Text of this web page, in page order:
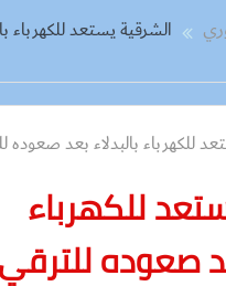
الشرقية يستعد للكهرباء
للكهرباء
صعوده للترقي